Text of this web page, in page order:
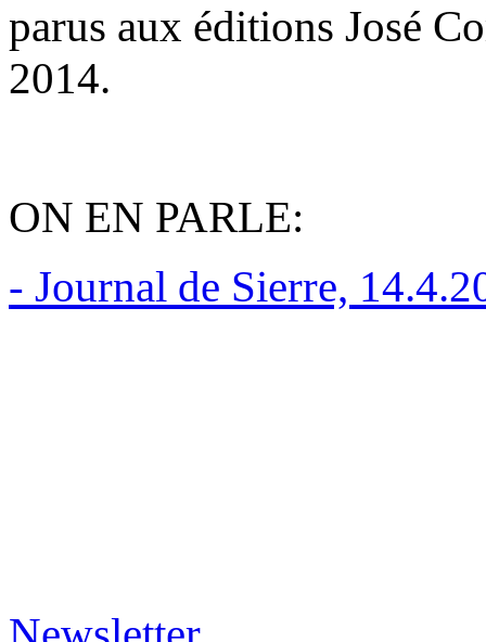
parus aux éditions José
2014.
ON EN PARLE:
- Journal de Sierre,